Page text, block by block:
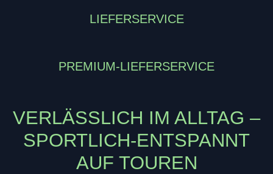
LIEFERSERVICE
PREMIUM-LIEFERSERVICE
VERLÄSSLICH IM ALLTAG –
SPORTLICH-ENTSPANNT
AUF TOUREN